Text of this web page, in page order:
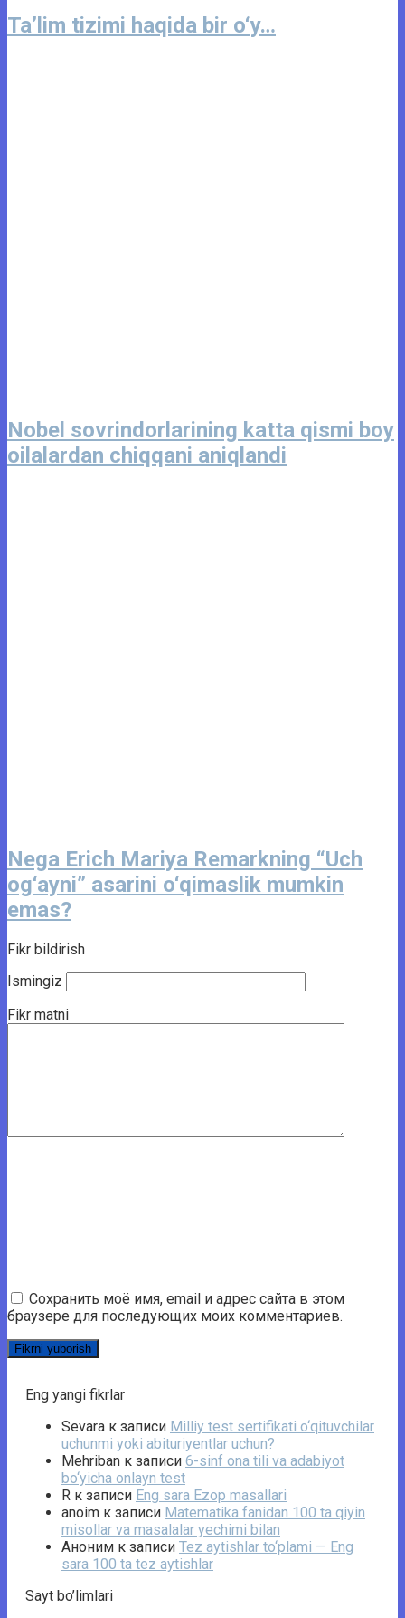
Ta’lim tizimi haqida bir o‘y…
Nobel sovrindorlarining katta qismi boy
oilalardan chiqqani aniqlandi
Nega Erich Mariya Remarkning “Uch
og‘ayni” asarini o‘qimaslik mumkin
emas?
Fikr bildirish
Ismingiz
Fikr matni
Сохранить моё имя, email и адрес сайта в этом
браузере для последующих моих комментариев.
Eng yangi fikrlar
Sevara к записи Milliy test sertifikati o‘qituvchilar
uchunmi yoki abituriyentlar uchun?
Mehriban к записи 6-sinf ona tili va adabiyot
bo‘yicha onlayn test
R к записи Eng sara Ezop masallari
anoim к записи Matematika fanidan 100 ta qiyin
misollar va masalalar yechimi bilan
Аноним к записи Tez aytishlar to‘plami — Eng
sara 100 ta tez aytishlar
Sayt bo’limlari